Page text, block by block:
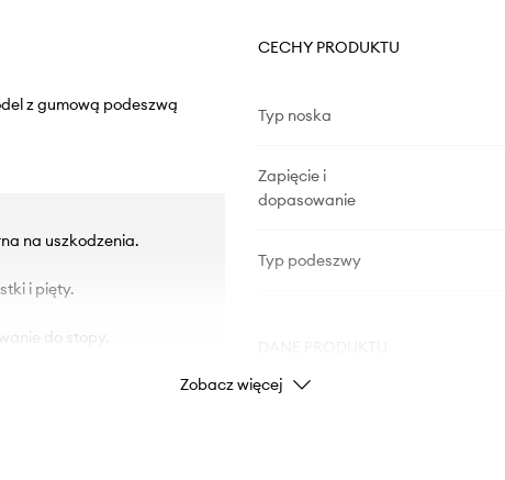
z gumową podeszwą
na uszkodzenia.
i pięty.
do stopy.
CECHY PRODUKTU
Typ noska
Zapięcie i
dopasowanie
Typ podeszwy
Zobacz więcej